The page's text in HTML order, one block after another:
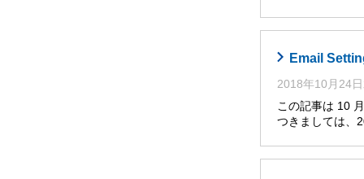
Email
2018年10月24
この記事は 10
つきましては、